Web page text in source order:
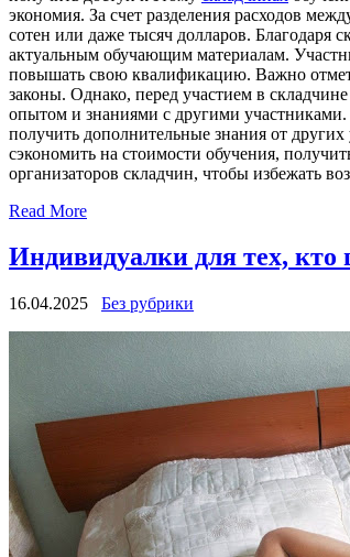
экономия. За счет разделения расходов
сотен или даже тысяч долларов. Благодаря
актуальным обучающим материалам.
повышать свою квалификацию. Важно
законы. Однако, перед участием в
опытом и знаниями с другими
получить дополнительные знания от
сэкономить на стоимости обучения,
организаторов складчин, чтобы избежать
Read More
Индивидуалки для тех, кто
16.04.2025 Без рубрики